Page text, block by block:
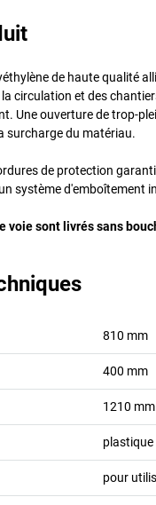
de haute qualité
circulation et des
Une ouverture de trop-
surcharge du matériau.
de protection
système d'emboîtement
voie sont livrés sans
810 mm
400 mm
1210 mm
plastique
pour